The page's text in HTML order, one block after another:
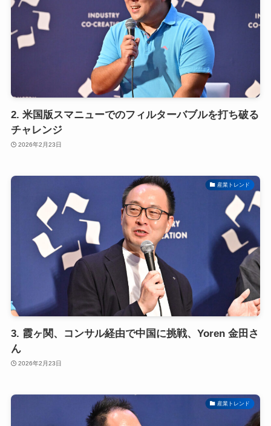
2. 米国版スマニューでのフィルターバブルを打ち破る
チャレンジ
2026年2月23日
産業トレンド
3. 霞ヶ関、コンサル経由で中国に挑戦、Yoren 金田さ
ん
2026年2月23日
産業トレンド